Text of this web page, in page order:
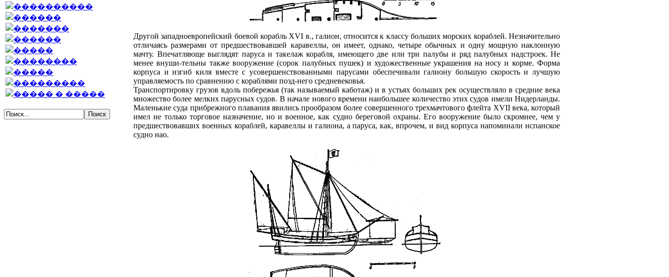
Другой западноевропейский боевой корабль XVI в., галион, относится к классу больших морских кораблей. Незначительно
отличаясь размерами от предшествовавшей каравеллы, он имеет, однако, четыре обычных и одну мощную наклонную
мачту. Впечатляюще выглядят паруса и такелаж корабля, имеющего две или три палубы и ряд палубных надстроек. Не
менее внуши-тельны также вооружение (сорок палубных пушек) и художественные украшения на носу и корме. Форма
корпуса и изгиб киля вместе с усовершенствованными парусами обеспечивали галиону большую скорость и лучшую
управляемость по сравнению с кораблями позд-него средневековья.
Транспортировку грузов вдоль побережья (так называемый каботаж) и в устьях больших рек осуществляло в средние века
множество более мелких парусных судов. В начале нового времени наибольшее количество этих судов имели Нидерланды.
Маленькие суда прибрежного плавания явились прообразом более совершенного трехмачтового флейта XVII века, который
имел не только торговое назначение, но и военное, как судно береговой охраны. Его вооружение было скромнее, чем у
предшествовавших военных кораблей, каравеллы и галиона, а паруса, как, впрочем, и вид корпуса напоминали испанское
судно нао.